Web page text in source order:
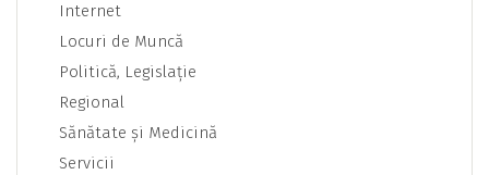
Internet
Locuri de Muncă
Politică, Legislaţie
Regional
Sănătate şi Medicină
Servicii